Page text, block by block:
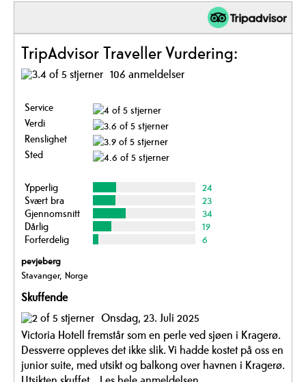
TripAdvisor Traveller Vurdering:
106 anmeldelser
Service
Verdi
Renslighet
Sted
Ypperlig
24
Svært bra
23
Gjennomsnitt
34
Dårlig
19
Forferdelig
6
pevjeberg
Stavanger, Norge
Skuffende
Onsdag, 23. Juli 2025
Victoria Hotell fremstår som en perle ved sjøen i Kragerø.
Dessverre oppleves det ikke slik. Vi hadde kostet på oss en
junior suite, med utsikt og balkong over havnen i Kragerø.